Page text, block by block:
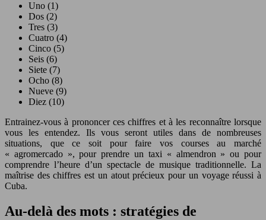
Uno (1)
Dos (2)
Tres (3)
Cuatro (4)
Cinco (5)
Seis (6)
Siete (7)
Ocho (8)
Nueve (9)
Diez (10)
Entrainez-vous à prononcer ces chiffres et à les reconnaître lorsque
vous les entendez. Ils vous seront utiles dans de nombreuses
situations, que ce soit pour faire vos courses au marché
« agromercado », pour prendre un taxi « almendron » ou pour
comprendre l’heure d’un spectacle de musique traditionnelle. La
maîtrise des chiffres est un atout précieux pour un voyage réussi à
Cuba.
Au-delà des mots : stratégies de